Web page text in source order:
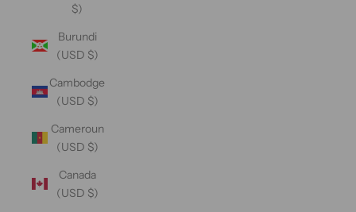
$)
Burundi
(USD $)
Cambodge
(USD $)
Cameroun
(USD $)
Canada
(USD $)